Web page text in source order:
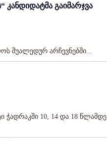
კანდიდატმა გაიმარჯვა
შუალედურ არჩევნებში...
ჭადრაკში 10, 14 და 18 წლამდე